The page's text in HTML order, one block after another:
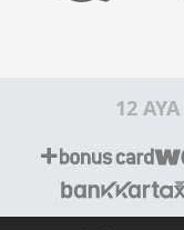
12